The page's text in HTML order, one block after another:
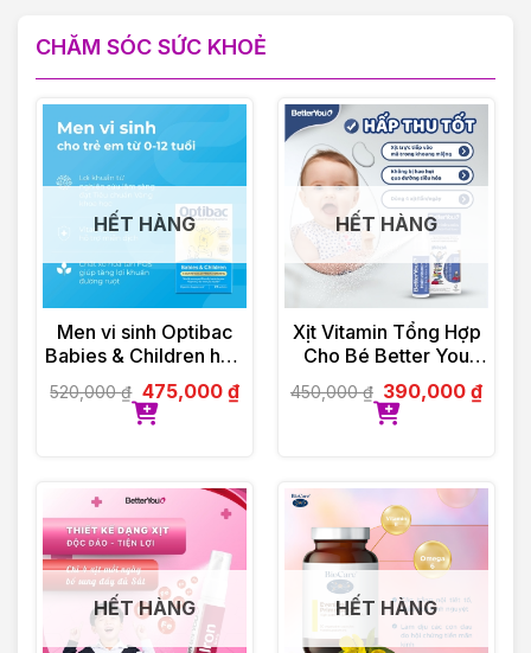
CHĂM SÓC SỨC KHOẺ
HẾT HÀNG
Men vi sinh Optibac
Babies & Children hộp
30 gói
520,000₫ 475,000 ₫
HẾT HÀNG
Xịt Vitamin Tổng Hợp
Cho Bé Better You
Multivitamin 25ml
450,000₫ 390,000₫
HẾT HÀNG HẾT HÀNG